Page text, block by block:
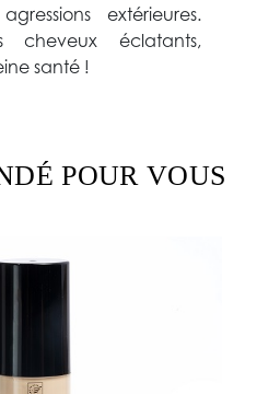
extérieures.
cheveux éclatants,
santé !
POUR VOUS